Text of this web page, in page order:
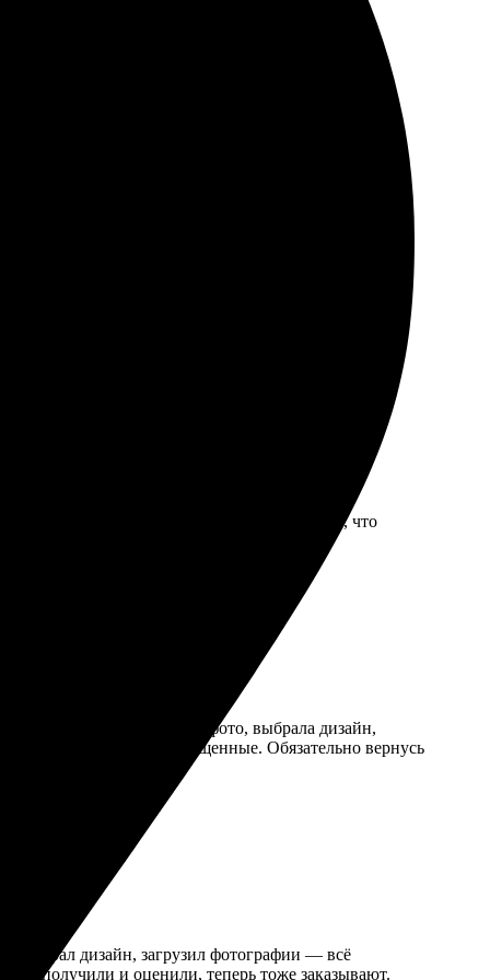
Отправка адресату прошла без проблем, всё
порадовало, все четко и ярко. Удобно, что
загрузила фото и указала адрес. Важно, что
близких. Однозначно вернусь снова!
и понятным: загрузила фото, выбрала дизайн,
цвета яркие и насыщенные. Обязательно вернусь
Выбрал дизайн, загрузил фотографии — всё
получили и оценили, теперь тоже заказывают.